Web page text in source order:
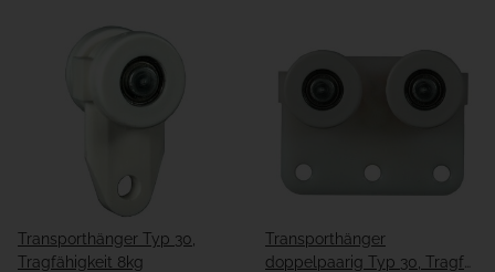
Transporthänger Typ 30,
Tragfähigkeit 8kg
Transporthänger
doppelpaarig Typ 30, Tragf